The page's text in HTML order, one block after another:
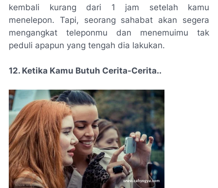
kembali kurang dari 1 jam setelah kamu
menelepon. Tapi, seorang sahabat akan segera
mengangkat teleponmu dan menemuimu tak
peduli apapun yang tengah dia lakukan.
12. Ketika Kamu Butuh Cerita-Cerita..